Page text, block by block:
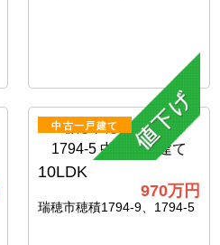
中古一戸建て
10LDK
970万円
瑞穂市穂積1794-9、1794-5